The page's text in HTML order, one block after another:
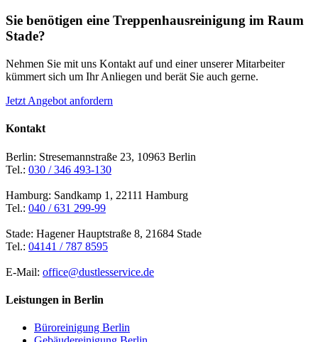
Sie benötigen eine Treppenhausreinigung im Raum
Stade?
Nehmen Sie mit uns Kontakt auf und einer unserer Mitarbeiter
kümmert sich um Ihr Anliegen und berät Sie auch gerne.
Jetzt Angebot anfordern
Kontakt
Berlin: Stresemannstraße 23, 10963 Berlin
Tel.: 030 / 346 493-130
Hamburg: Sandkamp 1, 22111 Hamburg
Tel.: 040 / 631 299-99
Stade: Hagener Hauptstraße 8, 21684 Stade
Tel.: 04141 / 787 8595
E-Mail: office@dustlesservice.de
Leistungen in Berlin
Büroreinigung Berlin